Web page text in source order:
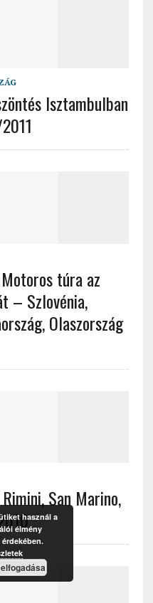
Isztambulban
túra az
– Szlovénia,
Olaszország
San Marino,
használ a
élmény